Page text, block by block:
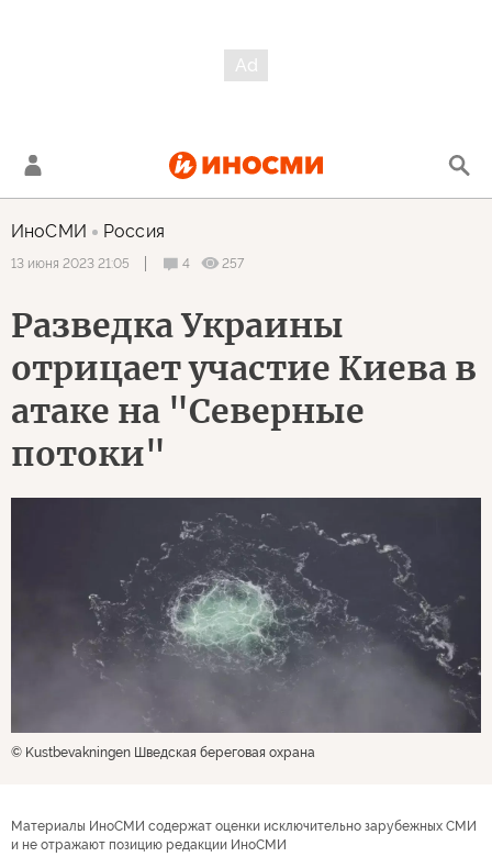
ИноСМИ Россия
13 июня 2023 21:05 4 257
Разведка Украины
отрицает участие Киева в
атаке на "Северные
потоки"
© Kustbevakningen Шведская береговая охрана
Материалы ИноСМИ содержат оценки исключительно зарубежных СМИ
и не отражают позицию редакции ИноСМИ